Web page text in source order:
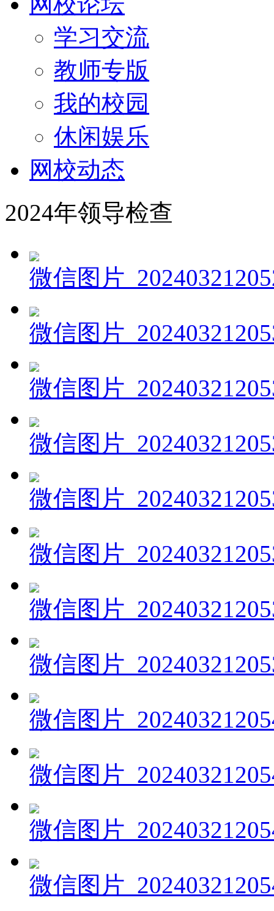
学习交流
教师专版
我的校园
休闲娱乐
网校动态
2024年领导检查
微信图片
微信图片
微信图片
微信图片
微信图片
微信图片
微信图片
微信图片
微信图片
微信图片
微信图片
微信图片